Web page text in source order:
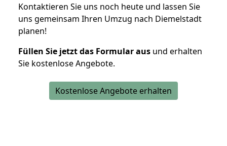
Kontaktieren Sie uns noch heute und lassen Sie
uns gemeinsam Ihren Umzug nach Diemelstadt
planen!
Füllen Sie jetzt das Formular aus und erhalten
Sie kostenlose Angebote.
Kostenlose Angebote erhalten